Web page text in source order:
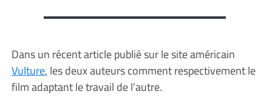
Dans un récent article publié sur le site américain
Vulture, les deux auteurs comment respectivement le
film adaptant le travail de l’autre.